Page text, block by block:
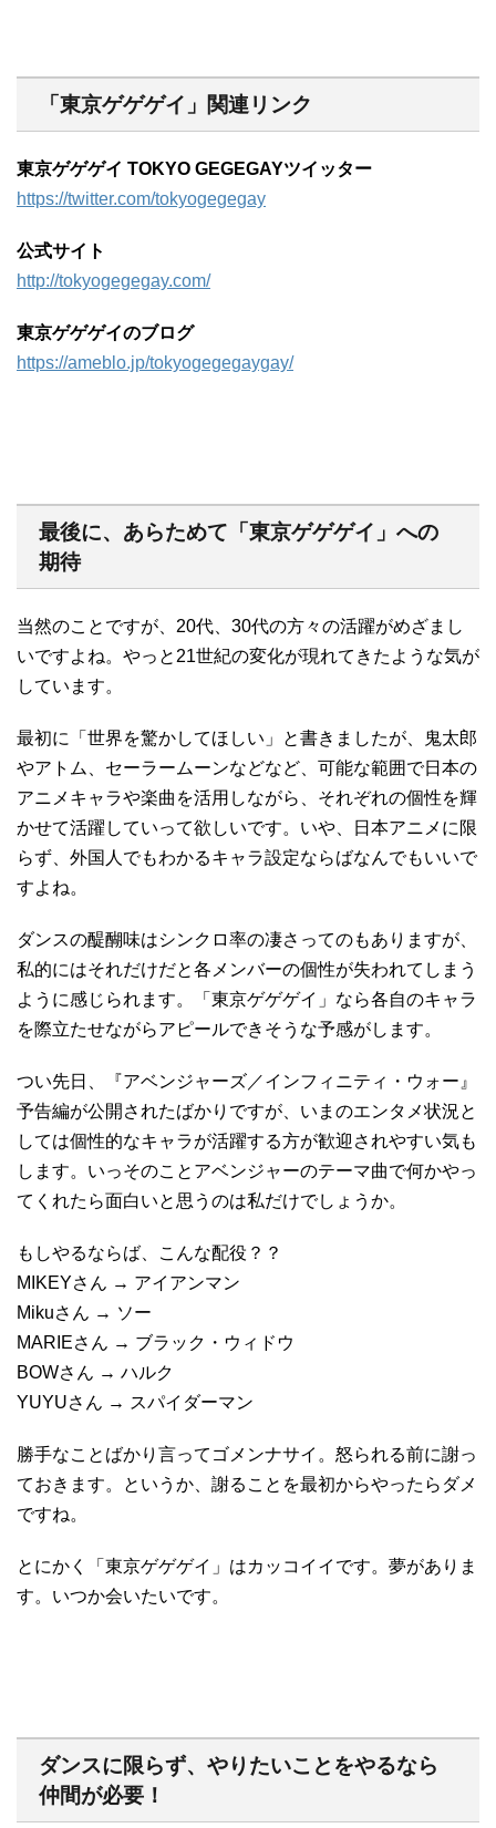
「東京ゲゲゲイ」関連リンク
東京ゲゲゲイ TOKYO GEGEGAYツイッター
https://twitter.com/tokyogegegay
公式サイト
http://tokyogegegay.com/
東京ゲゲゲイのブログ
https://ameblo.jp/tokyogegegaygay/
最後に、あらためて「東京ゲゲゲイ」への
期待
当然のことですが、20代、30代の方々の活躍がめざまし
いですよね。やっと21世紀の変化が現れてきたような気が
しています。
最初に「世界を驚かしてほしい」と書きましたが、鬼太郎
やアトム、セーラームーンなどなど、可能な範囲で日本の
アニメキャラや楽曲を活用しながら、それぞれの個性を輝
かせて活躍していって欲しいです。いや、日本アニメに限
らず、外国人でもわかるキャラ設定ならばなんでもいいで
すよね。
ダンスの醍醐味はシンクロ率の凄さってのもありますが、
私的にはそれだけだと各メンバーの個性が失われてしまう
ように感じられます。「東京ゲゲゲイ」なら各自のキャラ
を際立たせながらアピールできそうな予感がします。
つい先日、『アベンジャーズ／インフィニティ・ウォー』
予告編が公開されたばかりですが、いまのエンタメ状況と
しては個性的なキャラが活躍する方が歓迎されやすい気も
します。いっそのことアベンジャーのテーマ曲で何かやっ
てくれたら面白いと思うのは私だけでしょうか。
もしやるならば、こんな配役？？
MIKEYさん → アイアンマン
Mikuさん → ソー
MARIEさん → ブラック・ウィドウ
BOWさん → ハルク
YUYUさん → スパイダーマン
勝手なことばかり言ってゴメンナサイ。怒られる前に謝っ
ておきます。というか、謝ることを最初からやったらダメ
ですね。
とにかく「東京ゲゲゲイ」はカッコイイです。夢がありま
す。いつか会いたいです。
ダンスに限らず、やりたいことをやるなら
仲間が必要！